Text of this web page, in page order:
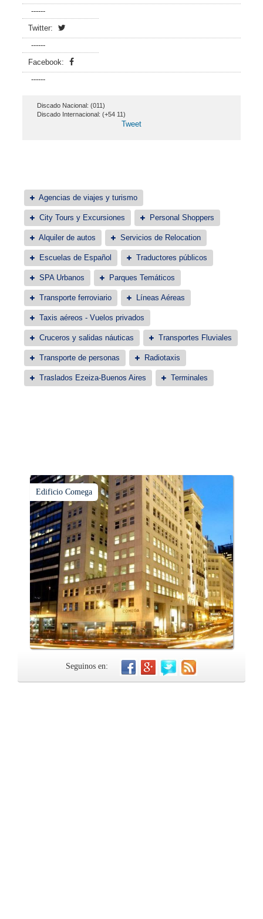
------
Twitter:
------
Facebook:
------
Discado Nacional: (011)
Discado Internacional: (+54 11)
Tweet
Agencias de viajes y turismo
City Tours y Excursiones Personal Shoppers
Alquiler de autos Servicios de Relocation
Escuelas de Español Traductores públicos
SPA Urbanos Parques Temáticos
Transporte ferroviario Líneas Aéreas
Taxis aéreos - Vuelos privados
Cruceros y salidas náuticas Transportes Fluviales
Transporte de personas Radiotaxis
Traslados Ezeiza-Buenos Aires Terminales
Edificio Comega
Seguinos en: